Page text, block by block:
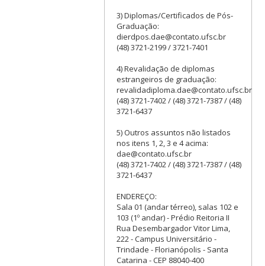
3) Diplomas/Certificados de Pós-
Graduação:
dierdpos.dae@contato.ufsc.br
(48) 3721-2199 / 3721-7401
4) Revalidação de diplomas
estrangeiros de graduação:
revalidadiploma.dae@contato.ufsc.br
(48) 3721-7402 / (48) 3721-7387 / (48)
3721-6437
5) Outros assuntos não listados
nos itens 1, 2, 3 e 4 acima:
dae@contato.ufsc.br
(48) 3721-7402 / (48) 3721-7387 / (48)
3721-6437
ENDEREÇO:
Sala 01 (andar térreo), salas 102 e
103 (1º andar) - Prédio Reitoria II
Rua Desembargador Vitor Lima,
222 - Campus Universitário -
Trindade - Florianópolis - Santa
Catarina - CEP 88040-400